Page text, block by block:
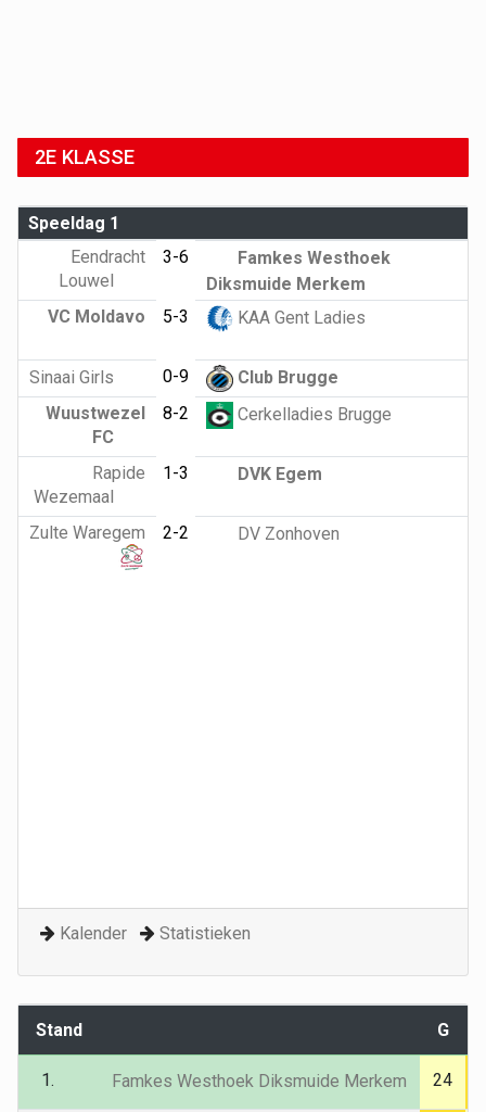
2E KLASSE
Speeldag 1
Eendracht
Louwel
3-6
Famkes Westhoek
Diksmuide Merkem
VC Moldavo
5-3 KAA Gent Ladies
Sinaai Girls 0-9
Club Brugge
Wuustwezel
FC
8-2 Cerkelladies Brugge
Rapide
Wezemaal
1-3 DVK Egem
Zulte Waregem 2-2 DV Zonhoven
Kalender Statistieken
Stand G
1. Famkes Westhoek Diksmuide Merkem 24